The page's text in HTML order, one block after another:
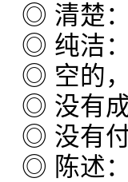
◎ 清楚：
◎ 纯洁
◎ 空的
◎ 没有
◎ 没有
◎ 陈述：